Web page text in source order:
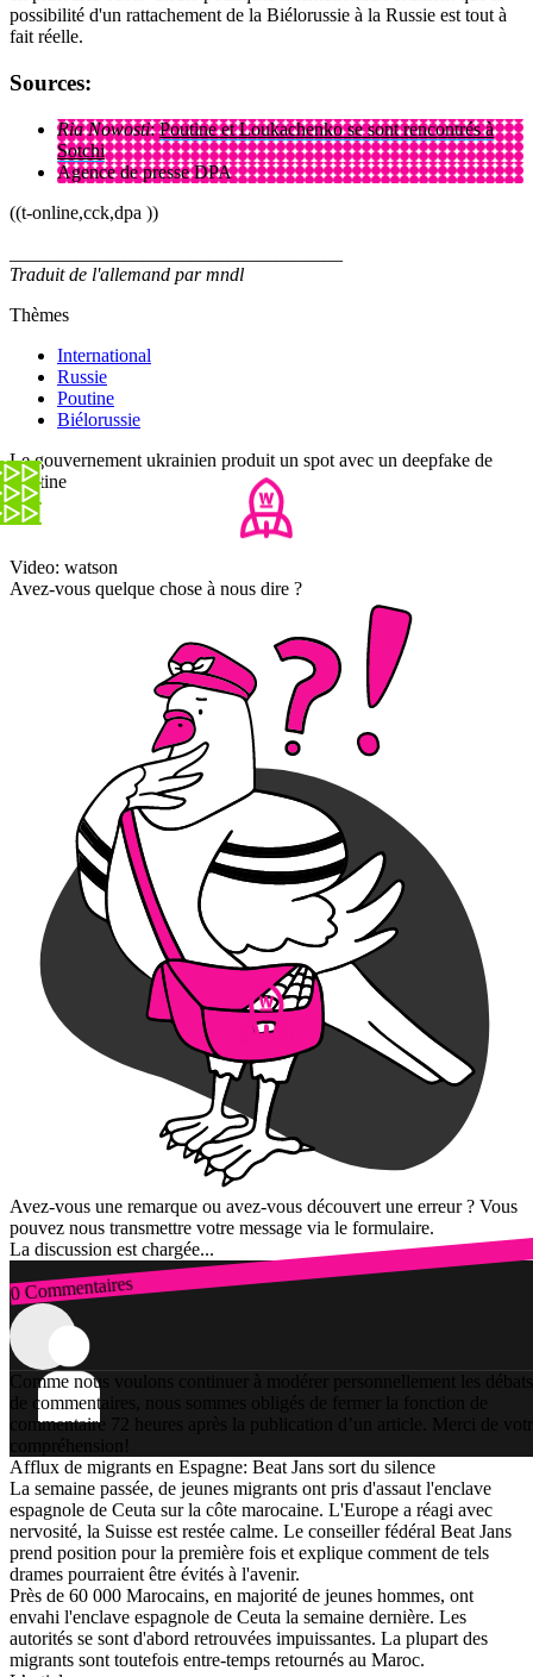
possibilité d'un rattachement de la Biélorussie à la Russie est tout à
fait réelle.
Sources:
Ria Nowosti:Poutine et Loukachenko se sont rencontrés à
Sotchi
Agence de presse DPA
((t-online,cck,dpa ))
Traduit de l'allemand par mndl
Thèmes
International
Russie
Poutine
Biélorussie
Le gouvernement ukrainien produit un spot avec un deepfake de
Poutine
Video: watson
Avez-vous quelque chose à nous dire ?
Avez-vous une remarque ou avez-vous découvert une erreur ? Vous
pouvez nous transmettre votre message via le formulaire.
La discussion est chargée...
0 Commentaires
Connexion
Comme nous voulons continuer à modérer personnellement les débats
de commentaires, nous sommes obligés de fermer la fonction de
commentaire 72 heures après la publication d’un article. Merci de
compréhension!
Afflux de migrants en Espagne: Beat Jans sort du silence
La semaine passée, de jeunes migrants ont pris d'assaut l'enclave
espagnole de Ceuta sur la côte marocaine. L'Europe a réagi avec
nervosité, la Suisse est restée calme. Le conseiller fédéral Beat Jans
prend position pour la première fois et explique comment de tels
drames pourraient être évités à l'avenir.
Près de 60 000 Marocains, en majorité de jeunes hommes, ont
envahi l'enclave espagnole de Ceuta la semaine dernière. Les
autorités se sont d'abord retrouvées impuissantes. La plupart des
migrants sont toutefois entre-temps retournés au Maroc.